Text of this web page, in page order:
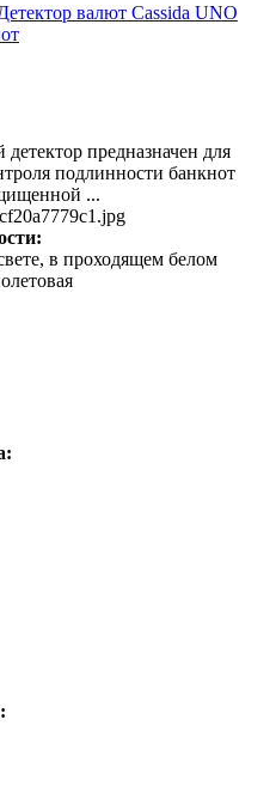
валют Cassida UNO
предназначен для
подлинности банкнот
...
в проходящем белом